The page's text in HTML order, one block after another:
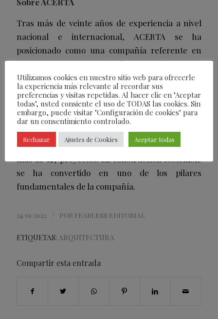
Sobre ACERTA
Tras más de veinte años de experiencia a nivel
nacional e internacional, ACERTA se ha
posicionado como una compañía referente en
servicios de consultoría inmobiliaria y
construcción. Especializados en Project
Management, la compañía persigue encontrar
las mejores soluciones para alcanzar los
objetivos de costes, tiempo y calidad. Con sede en
España, Francia, México, Colombia, Brasil y
Argelia, en el último año ACERTA ha realizado
más de 127 proyectos. La construcción sostenible
se ha convertido en uno de los pilares
fundamentales de la compañía.
24/01/2022 POR FEARLESS EDITORIAL
ETIQUETAS:ARQUITECTURA
Compartir esta entrada
Utilizamos cookies en nuestro sitio web para ofrecerle
la experiencia más relevante al recordar sus
preferencias y visitas repetidas. Al hacer clic en "Aceptar
todas", usted consiente el uso de TODAS las cookies. Sin
embargo, puede visitar "Configuración de cookies" para
dar un consentimiento controlado.
Rechazar Ajustes de Cookies Aceptar todas